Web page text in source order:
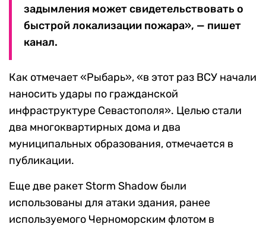
задымления может свидетельствовать о
быстрой локализации пожара», — пишет
канал.
Как отмечает «Рыбарь», «в этот раз ВСУ начали
наносить удары по гражданской
инфраструктуре Севастополя». Целью стали
два многоквартирных дома и два
муниципальных образования, отмечается в
публикации.
Еще две ракет Storm Shadow были
использованы для атаки здания, ранее
используемого Черноморским флотом в